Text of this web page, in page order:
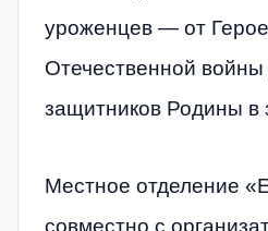
уроженцев — от
Отечественной
защитников Родины
Местное отделение
совместно с